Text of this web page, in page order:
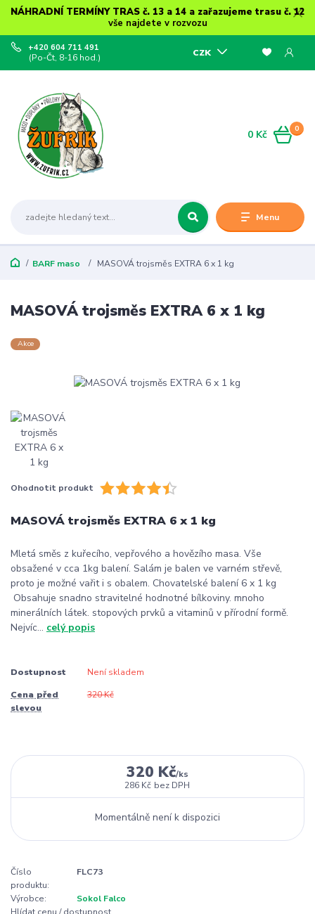
NÁHRADNÍ TERMÍNY TRAS č. 13 a 14 a zařazujeme trasu č. 12
vše najdete v rozvozu
Menu
CZK
+420 604 711 491
(Po-Čt, 8-16 hod.)
0
0 Kč
BARF maso MASOVÁ trojsměs EXTRA 6 x 1 kg
MASOVÁ trojsměs EXTRA 6 x 1 kg
Akce
Ohodnotit produkt
MASOVÁ trojsměs EXTRA 6 x 1 kg
Mletá směs z kuřecího, vepřového a hovězího masa. Vše
obsažené v cca 1kg balení. Salám je balen ve varném střevě,
proto je možné vařit i s obalem. Chovatelské balení 6 x 1 kg
Obsahuje snadno stravitelné hodnotné bílkoviny. mnoho
minerálních látek. stopových prvků a vitaminů v přírodní formě.
Nejvíc... celý popis
Dostupnost Není skladem
Cena před
slevou
320 Kč
320 Kč/ks
286 Kč bez DPH
Momentálně není k dispozici
Číslo
produktu:
FLC73
Výrobce:
Sokol Falco